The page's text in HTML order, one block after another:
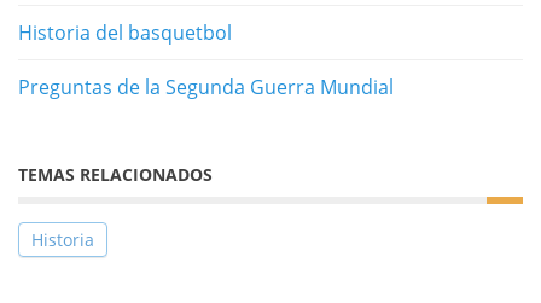
Historia del basquetbol
Preguntas de la Segunda Guerra Mundial
TEMAS RELACIONADOS
Historia